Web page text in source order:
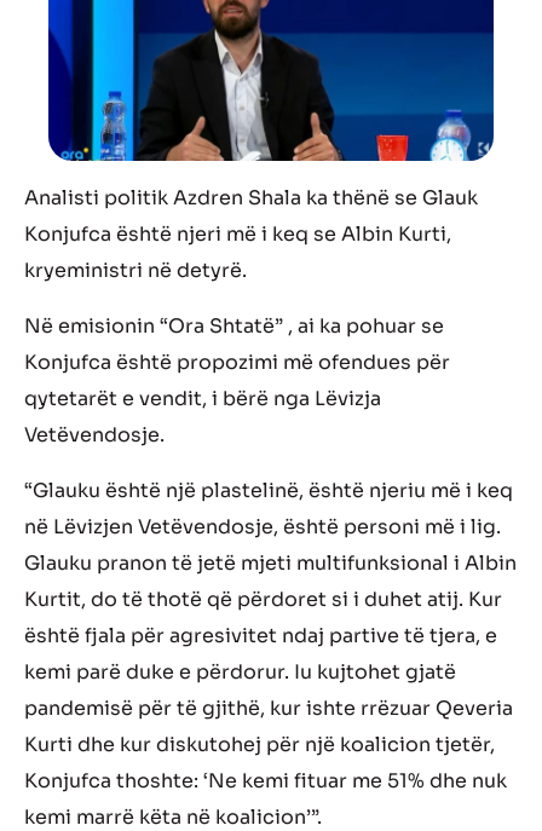
Analisti politik Azdren Shala ka thënë se Glauk
Konjufca është njeri më i keq se Albin Kurti,
kryeministri në detyrë.
Në emisionin “Ora Shtatë” , ai ka pohuar se
Konjufca është propozimi më ofendues për
qytetarët e vendit, i bërë nga Lëvizja
Vetëvendosje.
“Glauku është një plastelinë, është njeriu më i keq
në Lëvizjen Vetëvendosje, është personi më i lig.
Glauku pranon të jetë mjeti multifunksional i Albin
Kurtit, do të thotë që përdoret si i duhet atij. Kur
është fjala për agresivitet ndaj partive të tjera, e
kemi parë duke e përdorur. Iu kujtohet gjatë
pandemisë për të gjithë, kur ishte rrëzuar Qeveria
Kurti dhe kur diskutohej për një koalicion tjetër,
Konjufca thoshte: ‘Ne kemi fituar me 51% dhe nuk
kemi marrë këta në koalicion’”.